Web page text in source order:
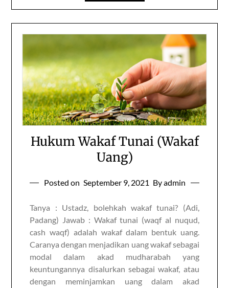
Hukum Wakaf Tunai (Wakaf
Uang)
Posted on September 9, 2021 By admin
Tanya : Ustadz, bolehkah wakaf tunai? (Adi,
Padang) Jawab : Wakaf tunai (waqf al nuqud,
cash waqf) adalah wakaf dalam bentuk uang.
Caranya dengan menjadikan uang wakaf sebagai
modal dalam akad mudharabah yang
keuntungannya disalurkan sebagai wakaf, atau
dengan meminjamkan uang dalam akad